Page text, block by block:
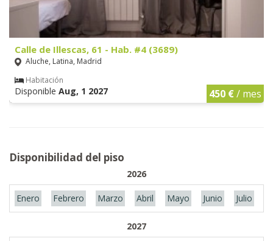
Calle de Illescas, 61 - Hab. #4 (3689)
Aluche, Latina, Madrid
Habitación
Disponible Aug, 1 2027 450 €/ mes
Disponibilidad del piso
2026
Enero Febrero Marzo Abril Mayo Junio Julio
2027